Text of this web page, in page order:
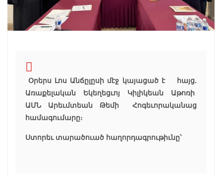
Օրերս Լոս Անճըլըսի մէջ կայացած է հայց.
Առաքելական Եկեղեցւոյ Կիլիկեան Աթոռի
ԱՄՆ Արեւմտեան Թեմի Հոգեւորականաց
համագումարը։
Ստորեւ տարածուած հաղորդագրութիւնը՝